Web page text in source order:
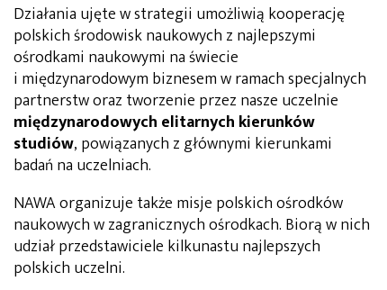
Działania ujęte w strategii umożliwią kooperację
polskich środowisk naukowych z najlepszymi
ośrodkami naukowymi na świecie
i międzynarodowym biznesem w ramach specjalnych
partnerstw oraz tworzenie przez nasze uczelnie
międzynarodowych elitarnych kierunków
studiów, powiązanych z głównymi kierunkami
badań na uczelniach.
NAWA organizuje także misje polskich ośrodków
naukowych w zagranicznych ośrodkach. Biorą w nich
udział przedstawiciele kilkunastu najlepszych
polskich uczelni.